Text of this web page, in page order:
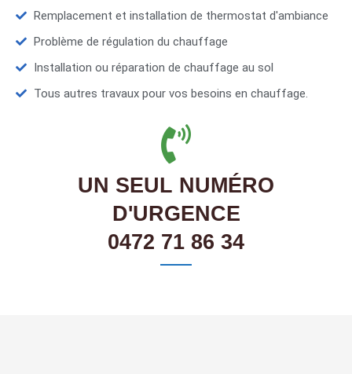
Remplacement et installation de thermostat d'ambiance
Problème de régulation du chauffage
Installation ou réparation de chauffage au sol
Tous autres travaux pour vos besoins en chauffage.
UN SEUL NUMÉRO
D'URGENCE
0472 71 86 34